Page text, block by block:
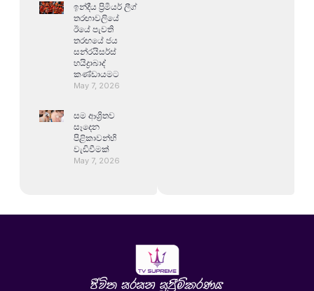
ඉන්දීය ප්‍රිමියර් ලීග්
තරඟාවලියේ
ඊයේ පැවති
තරඟයේ ජය
සන්රයිසර්ස්
හයිද්‍රාබාද්
කණ්ඩායමට
May 7, 2026
සම ආශ්‍රිතව
සෑදෙන
පිළිකාවන්හි
වැඩිවීමක්
May 7, 2026